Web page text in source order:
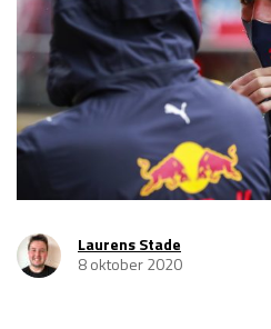
Kwalificatie
Race
Race
GP VERENIGDE STATEN 2026
Kwalificatie
GP SÃO PAULO 2026
Laurens Stade
8 oktober 2020